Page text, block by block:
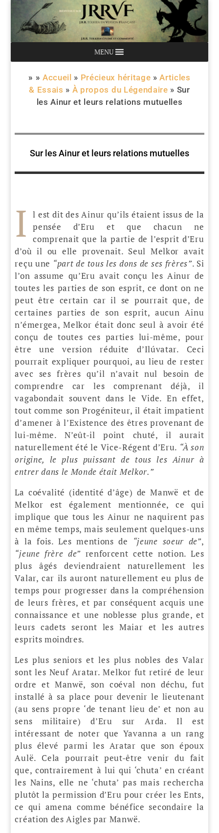
MENU
» » Accueil » Précieux héritage »Articles
& Essais » À propos du Légendaire » Sur
les Ainur et leurs relations mutuelles
Sur les Ainur et leurs relations mutuelles
I
l est dit des Ainur qu’ils étaient issus de la
pensée d’Eru et que chacun ne
comprenait que la partie de l’esprit d’Eru
d’où il ou elle provenait. Seul Melkor avait
reçu une “part de tous les dons de ses frères”. Si
l’on assume qu’Eru avait conçu les Ainur de
toutes les parties de son esprit, ce dont on ne
peut être certain car il se pourrait que, de
certaines parties de son esprit, aucun Ainu
n’émergea, Melkor était donc seul à avoir été
conçu de toutes ces parties lui-même, pour
être une version réduite d’Ilúvatar. Ceci
pourrait expliquer pourquoi, au lieu de rester
avec ses frères qu’il n’avait nul besoin de
comprendre car les comprenant déjà, il
vagabondait souvent dans le Vide. En effet,
tout comme son Progéniteur, il était impatient
d’amener à l’Existence des êtres provenant de
lui-même. N’eût-il point chuté, il aurait
naturellement été le Vice-Régent d’Eru. “À son
origine, le plus puissant de tous les Ainur à
entrer dans le Monde était Melkor.”
La coévalité (identité d’âge) de Manwë et de
Melkor est également mentionnée, ce qui
implique que tous les Ainur ne naquirent pas
en même temps, mais seulement quelques-uns
à la fois. Les mentions de
“jeune soeur de”,
“jeune frère de” renforcent cette notion. Les
plus âgés deviendraient naturellement les
Valar, car ils auront naturellement eu plus de
temps pour progresser dans la compréhension
de leurs frères, et par conséquent acquis une
connaissance et une noblesse plus grande, et
leurs cadets seront les Maiar et les autres
esprits moindres.
Les plus seniors et les plus nobles des Valar
sont les Neuf Aratar. Melkor fut retiré de leur
ordre et Manwë, son coéval non déchu, fut
installé à sa place pour devenir le lieutenant
(au sens propre ‘de tenant lieu de’ et non au
sens militaire) d’Eru sur Arda. Il est
intéressant de noter que Yavanna a un rang
plus élevé parmi les Aratar que son époux
Aulë. Cela pourrait peut-être venir du fait
que, contrairement à lui qui ‘chuta’ en créant
les Nains, elle ne ‘chuta’ pas mais rechercha
plutôt la permission d’Eru pour créer les Ents,
ce qui amena comme bénéfice secondaire la
création des Aigles par Manwë.